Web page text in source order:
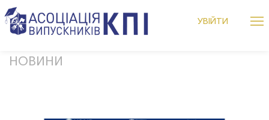
Skip
alumniKPI
УВІЙТИ
НОВИНИ